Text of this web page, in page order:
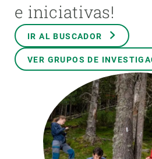
e iniciativas!
IR AL BUSCADOR
VER GRUPOS DE
ÚNETE A NOSOTROS
PARTICIPA
NOTICIAS Y AGENDA